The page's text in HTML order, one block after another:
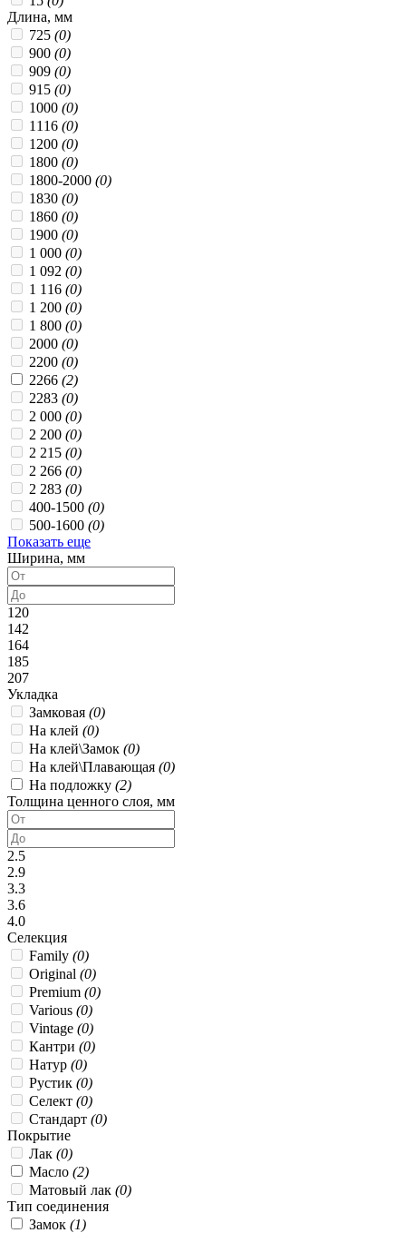
Длина, мм
725 (0)
900 (0)
909 (0)
915 (0)
1000 (0)
1116 (0)
1200 (0)
1800 (0)
1800-2000 (0)
1830 (0)
1860 (0)
1900 (0)
1 000 (0)
1 092 (0)
1 116 (0)
1 200 (0)
1 800 (0)
2000 (0)
2200 (0)
2266 (2)
2283 (0)
2 000 (0)
2 200 (0)
2 215 (0)
2 266 (0)
2 283 (0)
400-1500 (0)
500-1600 (0)
Показать еще
Ширина, мм
120
142
164
185
207
Укладка
Замковая (0)
На клей (0)
На клей\Замок (0)
На клей\Плавающая (0)
На подложку (2)
Толщина ценного слоя, мм
2.5
2.9
3.3
3.6
4.0
Селекция
Family (0)
Original (0)
Premium (0)
Various (0)
Vintage (0)
Кантри (0)
Натур (0)
Рустик (0)
Селект (0)
Стандарт (0)
Покрытие
Лак (0)
Масло (2)
Матовый лак (0)
Тип соединения
Замок (1)